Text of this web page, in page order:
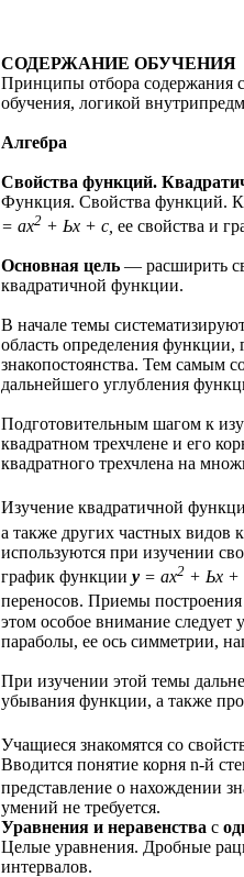
СОДЕРЖАНИЕ ОБУЧЕНИЯ
Принципы отбора содержания
обучения, логикой
Алгебра
Свойства функций.
Функция. Свойства функций.
= ах2 + Ьх + с, ее свойства и
Основная цель — расширить
квадратич­ной функции.
В начале темы
область опре­деления
знакопостоянства. Тем самым
дальнейшего углубления
Подготовительным шагом к
квадратном трехчлене и его
квадратного трехчлена на
Изучение квадратичной
а также других частных
используются при изуче­нии
график функции у = ах2 + Ьх
переносов. Приемы
этом особое внимание
параболы, ее ось сим­метрии,
При изучении этой темы
убывания функ­ции, а также
Учащиеся знакомятся со
Вводит­ся понятие корня n-й
представление о нахождении
умений не требуется.
Уравнения и неравенства с
Целые уравнения. Дробные
интервалов.